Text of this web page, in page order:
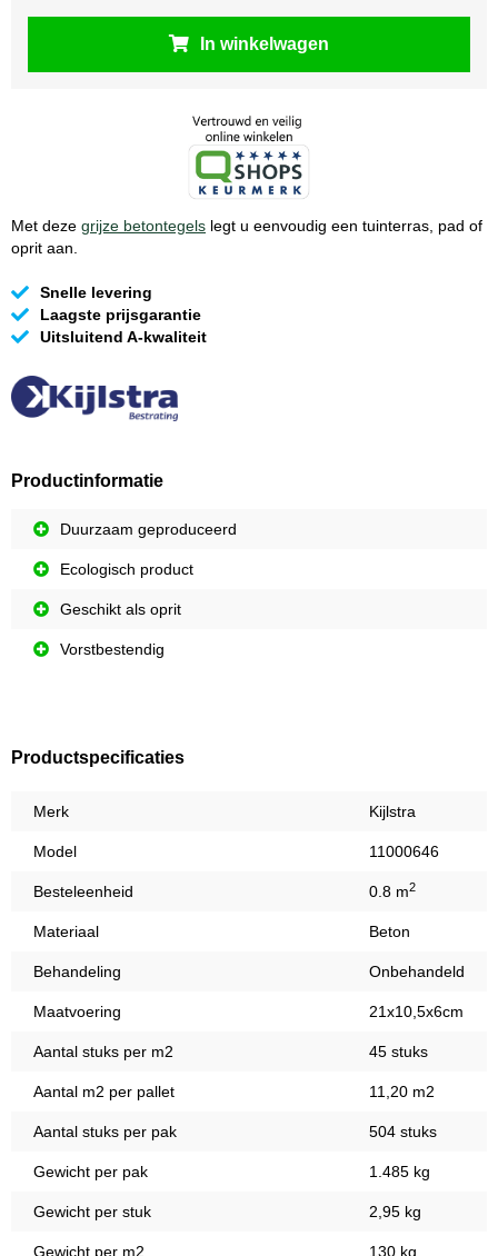
In winkelwagen
Met deze grijze betontegels legt u eenvoudig een tuinterras, pad of
oprit aan.
Snelle levering
Laagste prijsgarantie
Uitsluitend A-kwaliteit
Productinformatie
Duurzaam geproduceerd
Ecologisch product
Geschikt als oprit
Vorstbestendig
Productspecificaties
Merk Kijlstra
Model 11000646
Besteleenheid 0.8 m2
Materiaal Beton
Behandeling Onbehandeld
Maatvoering 21x10,5x6cm
Aantal stuks per m2 45 stuks
Aantal m2 per pallet 11,20 m2
Aantal stuks per pak 504 stuks
Gewicht per pak 1.485 kg
Gewicht per stuk 2,95 kg
Gewicht per m2 130 kg